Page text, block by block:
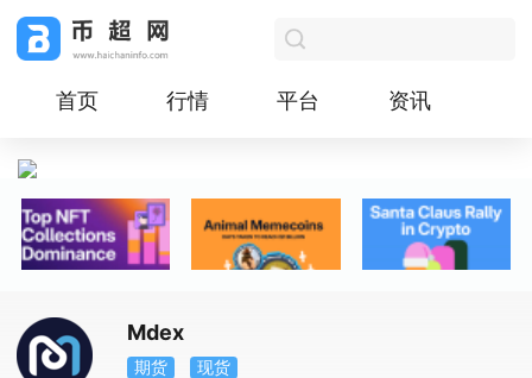
首页 行情 平台 资讯
Mdex
期货
现货